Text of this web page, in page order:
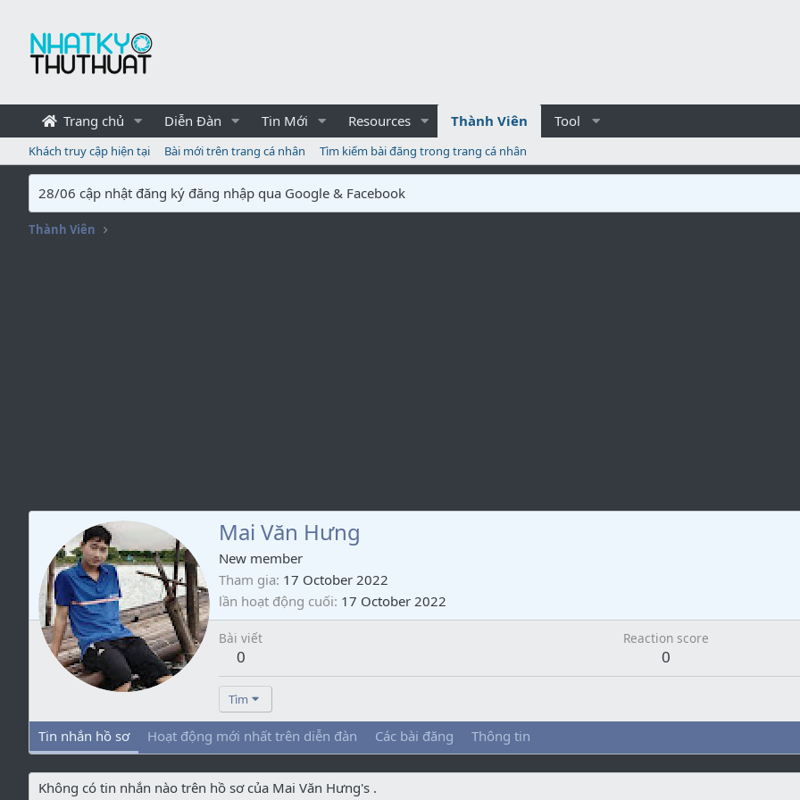
Trang chủ Diễn Đàn Tin Mới Resources Thành Viên Tool
Khách truy cập hiện tại Bài mới trên trang cá nhân Tìm kiếm bài đăng trong trang cá nhân
28/06 cập nhật đăng ký đăng nhập qua Google & Facebook
Thành Viên
Mai Văn Hưng
New member
Tham gia 17 October 2022
lần hoạt động cuối 17 October 2022
Bài viết
0
Reaction score
0
Tìm
Tin nhắn hồ sơ Hoạt động mới nhất trên diễn đàn Các bài đăng Thông tin
Không có tin nhắn nào trên hồ sơ của Mai Văn Hưng's .